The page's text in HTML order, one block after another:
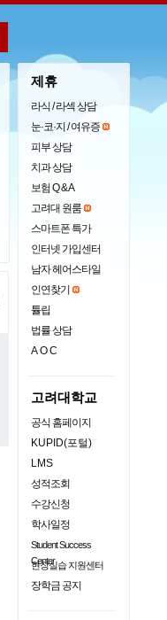
제휴
라식 / 라섹 상담
눈·코·지 / 여유증
피부 상담
치과 상담
보험 Q & A
고려대 원룸
스마트폰 특가
인터넷 가입센터
남자 헤어스타일
인연찾기
튤립
법률 상담
AOC
고려대학교
공식 홈페이지
KUPID(포털)
LMS
성적조회
수강신청
학사일정
Student Success
Center
현장실습 지원센터
장학금 공지